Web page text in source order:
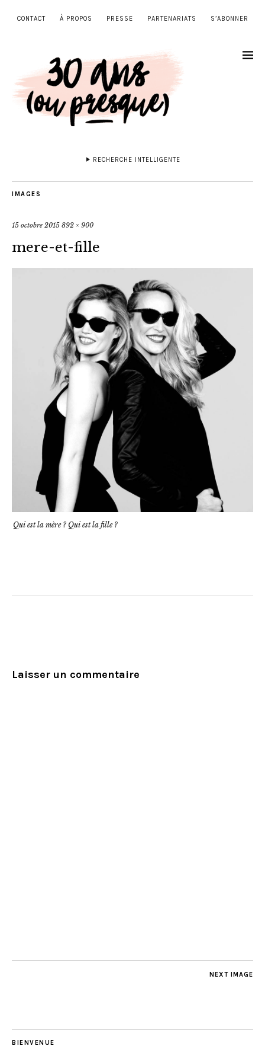
CONTACT À PROPOS PRESSE PARTENARIATS S’ABONNER
RECHERCHE INTELLIGENTE
IMAGES
15 octobre 2015 892 × 900
mere-et-fille
Qui est la mère ? Qui est la fille ?
Laisser un commentaire
NEXT IMAGE
BIENVENUE